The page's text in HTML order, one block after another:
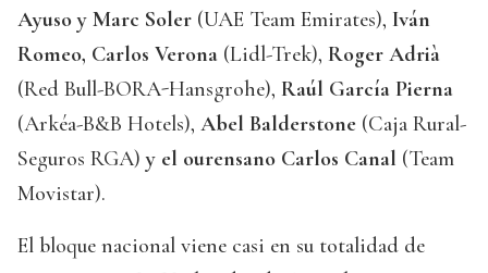
Ayuso y Marc Soler (UAE Team Emirates), Iván
Romeo, Carlos Verona (Lidl-Trek), Roger Adrià
(Red Bull-BORA-Hansgrohe), Raúl García Pierna
(Arkéa-B&B Hotels), Abel Balderstone (Caja Rural-
Seguros RGA)y el ourensano Carlos Canal (Team
Movistar).
El bloque nacional viene casi en su totalidad de